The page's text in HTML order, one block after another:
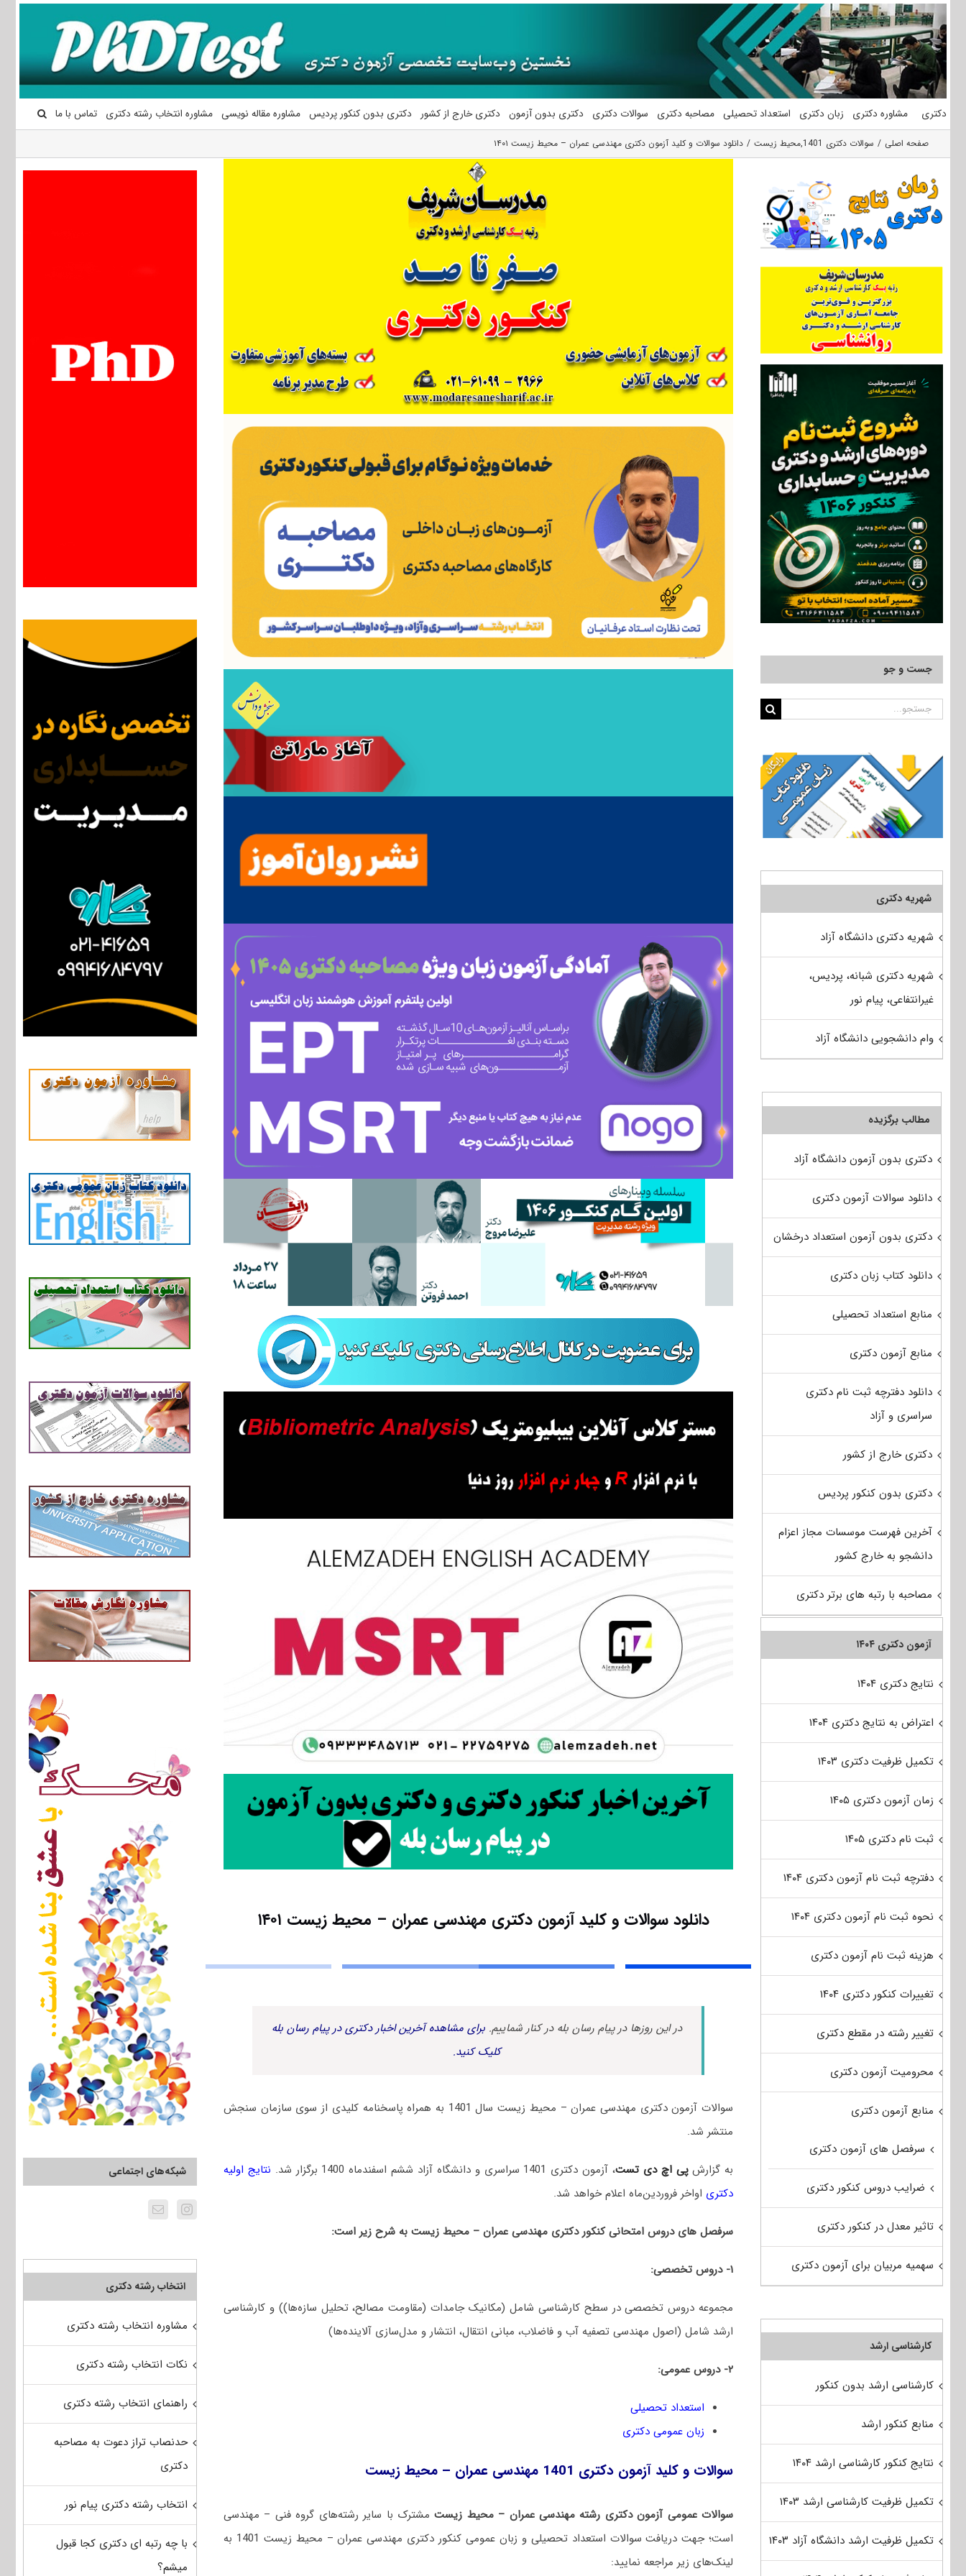
محتوا
دکتری مشاوره دکتری زبان دکتری استعداد تحصیلی مصاحبه دکتری سوالات دکتری دکتری بدون آزمون دکتری خارج از کشور دکتری بدون کنکور پردیس مشاوره مقاله نویسی مشاوره انتخاب رشته دکتری تماس با ما
صفحه اصلی سوالات دکتری 1401 ,محیط زیست دانلود سوالات و کلید آزمون دکتری مهندسی عمران – محیط‌ زیست ۱۴۰۱
دانلود سوالات و کلید آزمون دکتری مهندسی عمران – محیط‌ زیست ۱۴۰۱
در این روزها در پیام رسان بله در کنار شماییم. برای مشاهده آخرین اخبار دکتری در پیام رسان بله
کلیک کنید.
سوالات آزمون دکتری مهندسی عمران – محیط‌ زیست سال 1401 به همراه پاسخنامه کلیدی از سوی سازمان سنجش
منتشر شد.
به گزارشپی اچ دی تست، آزمون دکتری 1401 سراسری و دانشگاه آزاد ششم اسفندماه 1400 برگزار شد.
نتایج اولیه
دکتری اواخر فروردین‌ماه اعلام خواهد شد.
سرفصل های دروس امتحانی کنکور دکتری مهندسی عمران – محیط‌ زیست به شرح زیر است:
۱- دروس تخصصی:
مجموعه دروس تخصصی در سطح کارشناسی شامل (مکانیک جامدات (مقاومت مصالح، تحلیل سازه‌ها)) و کارشناسی
ارشد شامل (اصول مهندسی تصفیه آب و فاضلاب، مبانی انتقال، انتشار و مدل‌سازی آلاینده‌ها)
۲- دروس عمومی:
استعداد تحصیلی
زبان عمومی دکتری
سوالات و کلید آزمون دکتری 1401 مهندسی عمران – محیط‌ زیست
سوالات عمومی آزمون دکتری رشته مهندسی عمران – محیط‌ زیستمشترک با سایر رشته‌های گروه فنی – مهندسی
است؛ جهت دریافت سوالات استعداد تحصیلی و زبان عمومی کنکور دکتری مهندسی عمران – محیط‌ زیست 1401 به
لینک‌های زیر مراجعه نمایید:
شبکه‌های اجتماعی
انتخاب رشته دکتری
مشاوره انتخاب رشته دکتری
نکات انتخاب رشته دکتری
راهنمای انتخاب رشته دکتری
حدنصاب تراز دعوت به مصاحبه
دکتری
انتخاب رشته دکتری پیام نور
با چه رتبه ای دکتری کجا قبول
میشم؟
جست و جو
جستجو
شهریه دکتری
شهریه دکتری دانشگاه آزاد
شهریه دکتری شبانه، پردیس،
غیرانتفاعی، پیام نور
وام دانشجویی دانشگاه آزاد
مطالب برگزیده
دکتری بدون آزمون دانشگاه آزاد
دانلود سوالات آزمون دکتری
دکتری بدون آزمون استعداد درخشان
دانلود کتاب زبان دکتری
منابع استعداد تحصیلی
منابع آزمون دکتری
دانلود دفترچه ثبت نام دکتری
سراسری و آزاد
دکتری خارج از کشور
دکتری بدون کنکور پردیس
آخرین فهرست موسسات مجاز اعزام
دانشجو به خارج کشور
مصاحبه با رتبه های برتر دکتری
آزمون دکتری ۱۴۰۴
نتایج دکتری ۱۴۰۴
اعتراض به نتایج دکتری ۱۴۰۴
تکمیل ظرفیت دکتری ۱۴۰۳
زمان آزمون دکتری ۱۴۰۵
ثبت نام دکتری ۱۴۰۵
دفترچه ثبت نام آزمون دکتری ۱۴۰۴
نحوه ثبت نام آزمون دکتری ۱۴۰۴
هزینه ثبت نام آزمون دکتری
تغییرات کنکور دکتری ۱۴۰۴
تغییر رشته در مقطع دکتری
محرومیت آزمون دکتری
منابع آزمون دکتری
سرفصل های آزمون دکتری
ضرایب دروس کنکور دکتری
تاثیر معدل در کنکور دکتری
سهمیه مربیان برای آزمون دکتری
کارشناسی ارشد
کارشناسی ارشد بدون کنکور
منابع کنکور ارشد
نتایج کنکور کارشناسی ارشد ۱۴۰۴
تکمیل ظرفیت کارشناسی ارشد ۱۴۰۳
تکمیل ظرفیت ارشد دانشگاه آزاد ۱۴۰۳